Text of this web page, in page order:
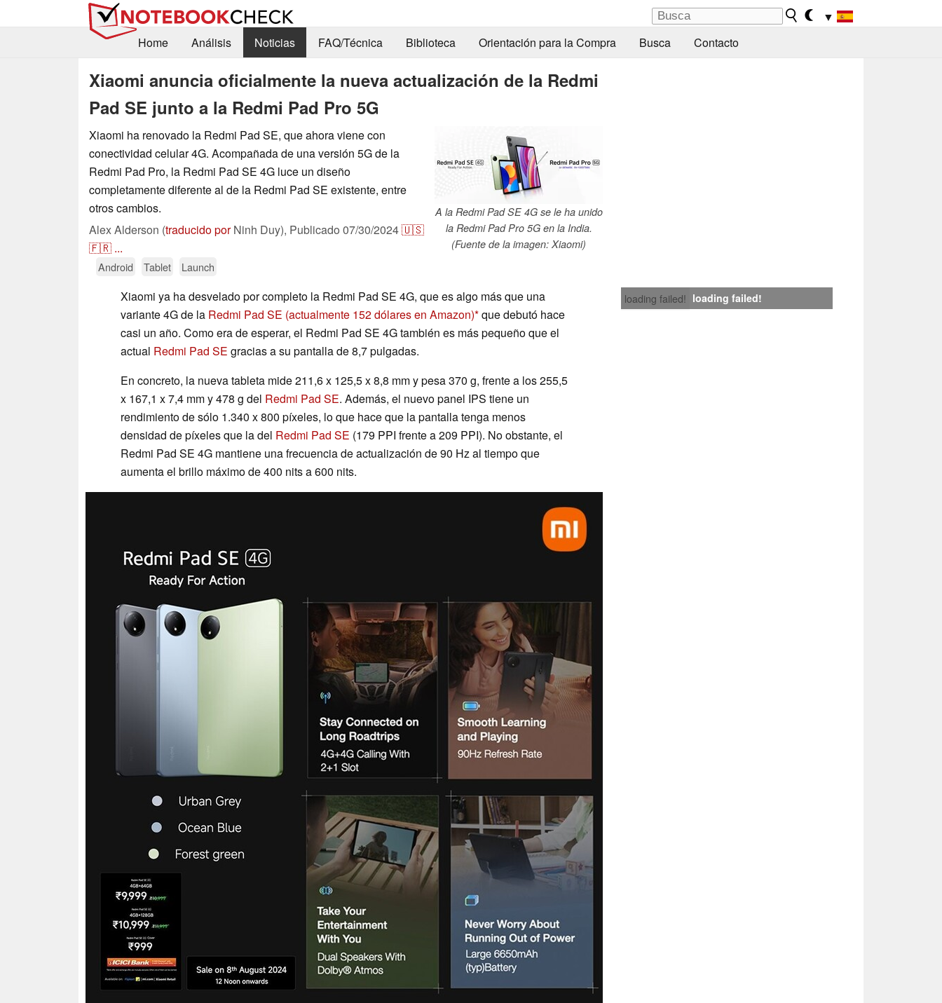
▼
Home
Análisis Noticias FAQ/Técnica Biblioteca Orientación para la Compra Busca Contacto
Xiaomi anuncia oficialmente la nueva actualización de la Redmi
Pad SE junto a la Redmi Pad Pro 5G
A la Redmi Pad SE 4G se le ha unido
la Redmi Pad Pro 5G en la India.
(Fuente de la imagen: Xiaomi)
Xiaomi ha renovado la Redmi Pad SE, que ahora viene con
conectividad celular 4G. Acompañada de una versión 5G de la
Redmi Pad Pro, la Redmi Pad SE 4G luce un diseño
completamente diferente al de la Redmi Pad SE existente, entre
otros cambios.
Alex Alderson (traducido porNinh Duy), Publicado 07/30/2024🇺🇸
🇫🇷 ...
Android Tablet Launch
loading failed! loading failed!
Xiaomi ya ha desvelado por completo la Redmi Pad SE 4G, que es algo más que una
variante 4G de la Redmi Pad SE (actualmente 152 dólares en Amazon) que debutó hace
casi un año. Como era de esperar, el Redmi Pad SE 4G también es más pequeño que el
actual Redmi Pad SE gracias a su pantalla de 8,7 pulgadas.
En concreto, la nueva tableta mide 211,6 x 125,5 x 8,8 mm y pesa 370 g, frente a los 255,5
x 167,1 x 7,4 mm y 478 g del Redmi Pad SE. Además, el nuevo panel IPS tiene un
rendimiento de sólo 1.340 x 800 píxeles, lo que hace que la pantalla tenga menos
densidad de píxeles que la del Redmi Pad SE (179 PPI frente a 209 PPI). No obstante, el
Redmi Pad SE 4G mantiene una frecuencia de actualización de 90 Hz al tiempo que
aumenta el brillo máximo de 400 nits a 600 nits.